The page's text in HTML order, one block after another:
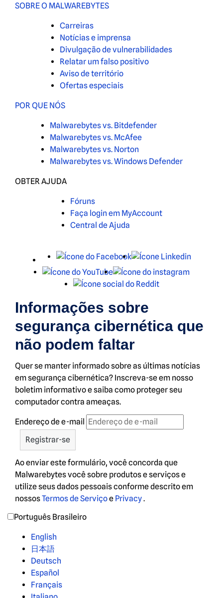
SOBRE O MALWAREBYTES
Carreiras
Notícias e imprensa
Divulgação de vulnerabilidades
Relatar um falso positivo
Aviso de território
Ofertas especiais
POR QUE NÓS
Malwarebytes vs. Bitdefender
Malwarebytes vs. McAfee
Malwarebytes vs. Norton
Malwarebytes vs. Windows Defender
OBTER AJUDA
Fóruns
Faça login em MyAccount
Central de Ajuda
X Facebook
LinkedIn
Youtube
Reddit
Informações sobre
segurança cibernética que
não podem faltar
Quer se manter informado sobre as últimas notícias
em segurança cibernética? Inscreva-se em nosso
boletim informativo e saiba como proteger seu
computador contra ameaças.
Endereço de e-mail
Ao enviar este formulário, você concorda que
Malwarebytes você sobre produtos e serviços e
utilize seus dados pessoais conforme descrito em
nossosTermos de Serviçoe Privacy.
Português Brasileiro
English
日本語
Deutsch
Español
Français